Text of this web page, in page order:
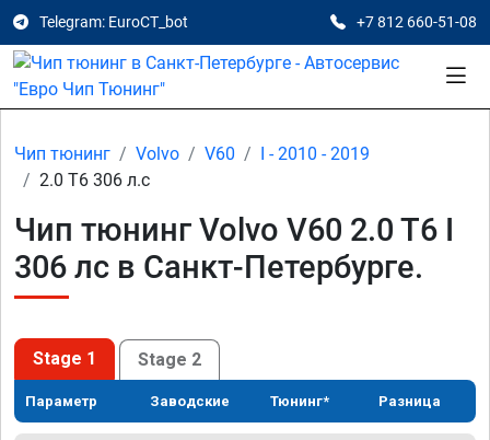
Telegram: EuroCT_bot +7 812 660-51-08
Чип тюнинг Volvo V60
I - 2010 - 2019
2.0 T6 306 л.с
Чип тюнинг Volvo V60 2.0 T6 I
306 лс в Санкт-Петербурге.
Stage 1 Stage 2
Параметр Заводские Тюнинг* Разница